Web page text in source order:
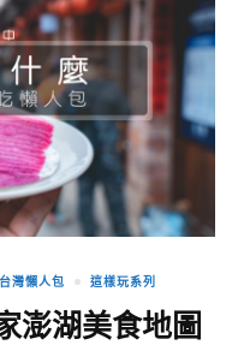
台灣懶人包 這樣玩系列
澎湖美食地圖